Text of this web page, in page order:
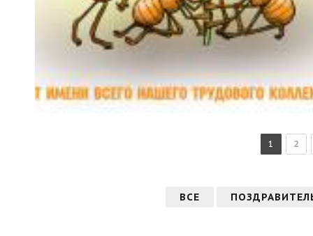
1 2
ВСЕ